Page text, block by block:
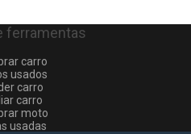
ferramentas
carro
usados
carro
carro
moto
usadas